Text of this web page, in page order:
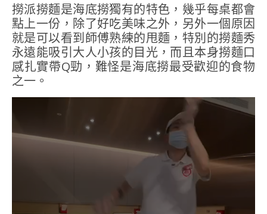
撈派撈麵是海底撈獨有的特色，幾乎每桌都會
點上一份，除了好吃美味之外，另外一個原因
就是可以看到師傅熟練的甩麵，特別的撈麵秀
永遠能吸引大人小孩的目光，而且本身撈麵口
感扎實帶Q勁，難怪是海底撈最受歡迎的食物
之一。